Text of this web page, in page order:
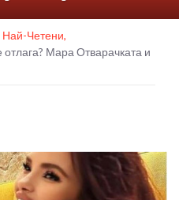
Най-Четени,
отлага? Мара Отварачката и